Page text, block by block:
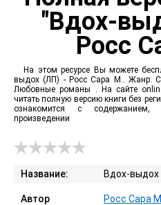
"Вдох-
Росс
На этом ресурсе Вы можете
выдох (ЛП) - Росс Сара М.. Жанр:
Любовные романы . На сайте
читать полную версию книги без
ознакомится с содержанием,
произведении
Название: Вдох-
Автор Росс Сара М.